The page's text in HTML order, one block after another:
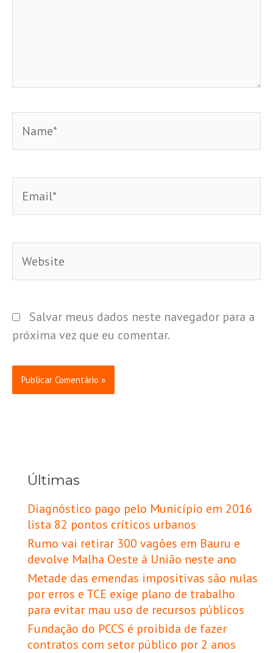
Salvar meus dados neste navegador para a
próxima vez que eu comentar.
Últimas
Diagnóstico pago pelo Município em 2016
lista 82 pontos críticos urbanos
Rumo vai retirar 300 vagões em Bauru e
devolve Malha Oeste à União neste ano
Metade das emendas impositivas são nulas
por erros e TCE exige plano de trabalho
para evitar mau uso de recursos públicos
Fundação do PCCS é proibida de fazer
contratos com setor público por 2 anos